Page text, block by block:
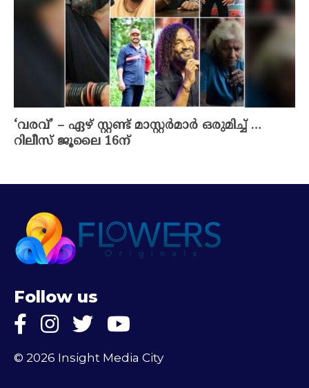
‘വരവ്’ – ഏഴ് സ്റ്റണ്ട് മാസ്റ്റർമാർ ഒരുമിച്ച് …
റിലീസ് ജൂലൈ 16ന്
Follow us
© 2026 Insight Media City